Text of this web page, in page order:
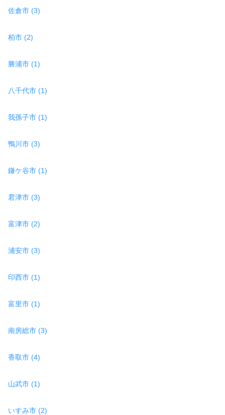
佐倉市 (3)
柏市 (2)
勝浦市 (1)
八千代市 (1)
我孫子市 (1)
鴨川市 (3)
鎌ケ谷市 (1)
君津市 (3)
富津市 (2)
浦安市 (3)
印西市 (1)
富里市 (1)
南房総市 (3)
香取市 (4)
山武市 (1)
いすみ市 (2)